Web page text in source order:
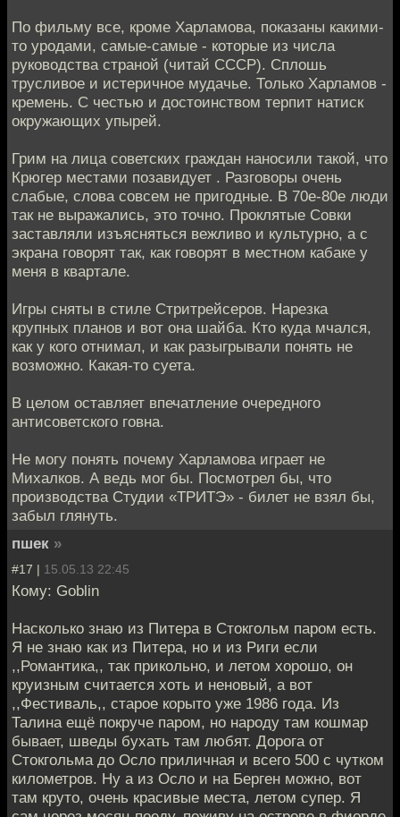
По фильму все, кроме Харламова, показаны какими-
то уродами, самые-самые - которые из числа
руководства страной (читай СССР). Сплошь
трусливое и истеричное мудачье. Только Харламов -
кремень. С честью и достоинством терпит натиск
окружающих упырей.
Грим на лица советских граждан наносили такой, что
Крюгер местами позавидует . Разговоры очень
слабые, слова совсем не пригодные. В 70е-80е люди
так не выражались, это точно. Проклятые Совки
заставляли изъясняться вежливо и культурно, а с
экрана говорят так, как говорят в местном кабаке у
меня в квартале.
Игры сняты в стиле Стритрейсеров. Нарезка
крупных планов и вот она шайба. Кто куда мчался,
как у кого отнимал, и как разыгрывали понять не
возможно. Какая-то суета.
В целом оставляет впечатление очередного
антисоветского говна.
Не могу понять почему Харламова играет не
Михалков. А ведь мог бы. Посмотрел бы, что
производства Студии «ТРИТЭ» - билет не взял бы,
забыл глянуть.
пшек »
#17 | 15.05.13 22:45
Кому: Goblin
Насколько знаю из Питера в Стокгольм паром есть.
Я не знаю как из Питера, но и из Риги если
,,Романтика,, так прикольно, и летом хорошо, он
круизным считается хоть и неновый, а вот
,,Фестиваль,, старое корыто уже 1986 года. Из
Талина ещё покруче паром, но народу там кошмар
бывает, шведы бухать там любят. Дорога от
Стокгольма до Осло приличная и всего 500 с чутком
километров. Ну а из Осло и на Берген можно, вот
там круто, очень красивые места, летом супер. Я